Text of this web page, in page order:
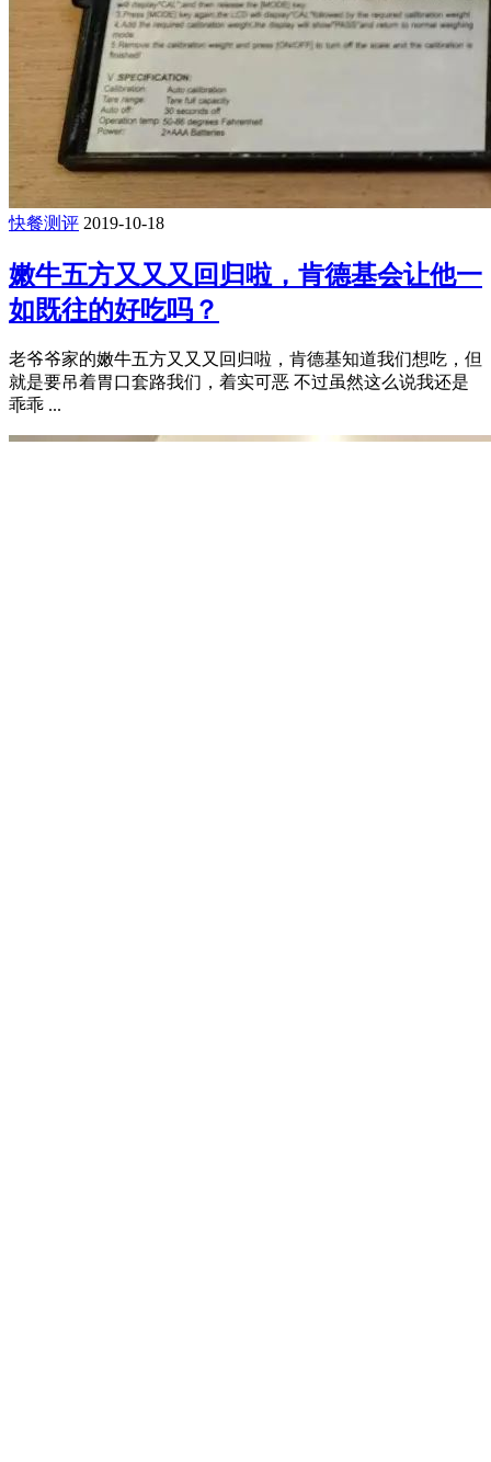
快餐测评 2019-10-18
嫩牛五方又又又回归啦，肯德基会让他一
如既往的好吃吗？
老爷爷家的嫩牛五方又又又回归啦，肯德基知道我们想吃，但
就是要吊着胃口套路我们，着实可恶 不过虽然这么说我还是
乖乖 ...